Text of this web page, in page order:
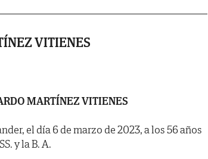
VITIENES
MARTÍNEZ VITIENES
el día 6 de marzo de 2023, a los 56 años
y la B. A.